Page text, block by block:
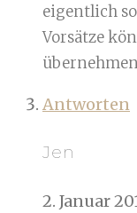
eigentlich
Vorsätze
Antworten
Jen
2. Januar